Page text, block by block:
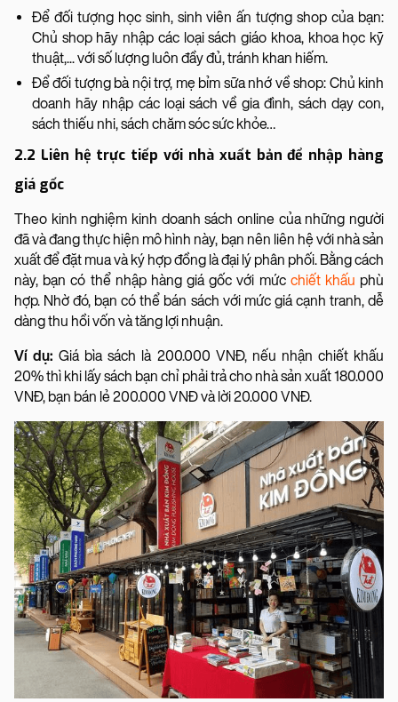
Để đối tượng học sinh, sinh viên ấn tượng shop của bạn:
Chủ shop hãy nhập các loại sách giáo khoa, khoa học kỹ
thuật,... với số lượng luôn đầy đủ, tránh khan hiếm.
Để đối tượng bà nội trợ, mẹ bỉm sữa nhớ về shop: Chủ kinh
doanh hãy nhập các loại sách về gia đình, sách dạy con,
sách thiếu nhi, sách chăm sóc sức khỏe…
2.2 Liên hệ trực tiếp với nhà xuất bản để nhập hàng
giá gốc
Theo kinh nghiệm kinh doanh sách online của những người
đã và đang thực hiện mô hình này, bạn nên liên hệ với nhà sản
xuất để đặt mua và ký hợp đồng là đại lý phân phối. Bằng cách
này, bạn có thể nhập hàng giá gốc với mức chiết khấu phù
hợp. Nhờ đó, bạn có thể bán sách với mức giá cạnh tranh, dễ
dàng thu hồi vốn và tăng lợi nhuận.
Ví dụ:Giá bìa sách là 200.000 VNĐ, nếu nhận chiết khấu
20% thì khi lấy sách bạn chỉ phải trả cho nhà sản xuất 180.000
VNĐ, bạn bán lẻ 200.000 VNĐ và lời 20.000 VNĐ.